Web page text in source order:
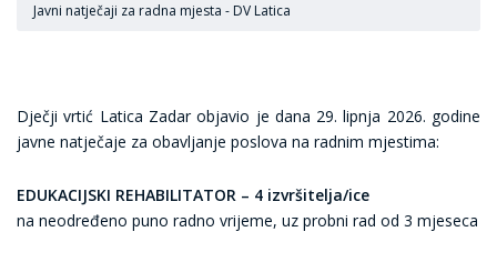
Javni natječaji za radna mjesta - DV Latica
Dječji vrtić Latica Zadar objavio je dana 29. lipnja 2026. godine
javne natječaje za obavljanje poslova na radnim mjestima:
EDUKACIJSKI REHABILITATOR – 4 izvršitelja/ice
na neodređeno puno radno vrijeme, uz probni rad od 3 mjeseca